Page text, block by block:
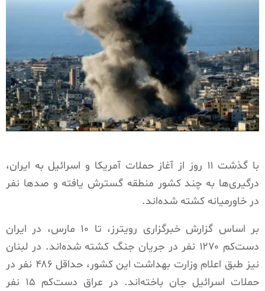
با گذشت ۱۱ روز از آغاز حملات آمریکا و اسرائیل به ایران،
درگیری‌ها به چند کشور منطقه گسترش یافته و صدها نفر
در خاورمیانه کشته شده‌اند.
بر اساس گزارش خبرگزاری رویترز، تا ۱۰ مارس، در ایران
دست‌کم ۱۲۷۰ نفر در جریان جنگ کشته شده‌اند. در لبنان
نیز طبق اعلام وزارت بهداشت این کشور، حداقل ۴۸۶ نفر در
حملات اسرائیل جان باخته‌اند. در عراق دست‌کم ۱۵ نفر